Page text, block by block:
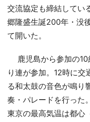
交流協定も締結してい
郷隆盛生誕200年・没
て開いた。
鹿児島から参加の10
り連が参加。12時に
る和太鼓の音色が鳴り
奏・パレードを行った
東京の最高気温は都心